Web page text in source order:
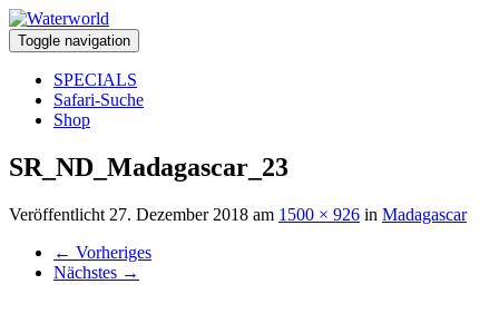
Toggle navigation
SPECIALS
Safari-Suche
Shop
SR_ND_Madagascar_23
Veröffentlicht 27. Dezember 2018 am 1500 × 926 in Madagascar
← Vorheriges
Nächstes →